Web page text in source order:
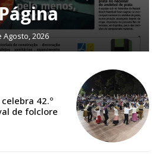
32€
entregue à Quinta-feira em sua
Agosto, 2026
42.º
de folclore